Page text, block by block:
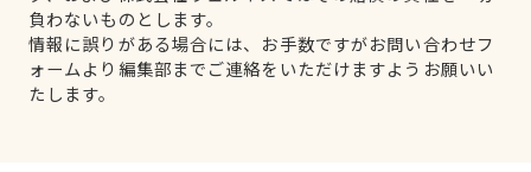
負わないものとします。
情報に誤りがある場合には、お手数ですがお問い合わせフ
ォームより編集部までご連絡をいただけますようお願いい
たします。